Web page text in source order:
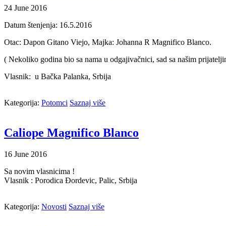
24 June 2016
Datum štenjenja: 16.5.2016
Otac: Dapon Gitano Viejo, Majka: Johanna R Magnifico Blanco.
( Nekoliko godina bio sa nama u odgajivačnici, sad sa našim
Vlasnik: u Bačka Palanka, Srbija
Kategorija: Potomci Saznaj više
Caliope Magnifico Blanco
16 June 2016
Sa novim vlasnicima !
Vlasnik : Porodica Đordevic, Palic, Srbija
Kategorija: Novosti Saznaj više